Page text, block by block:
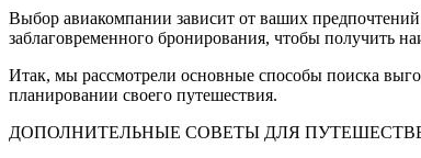
Выбор авиакомпании зависит от ваших
заблаговременного бронирования, чтобы получить
Итак, мы рассмотрели основные способы поиска
планировании своего путешествия.
ДОПОЛНИТЕЛЬНЫЕ СОВЕТЫ ДЛЯ